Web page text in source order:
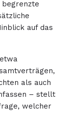
begrenzte
auf das
als auch
– stellt
welcher